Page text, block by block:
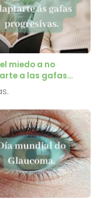
miedo a no
a las gafas